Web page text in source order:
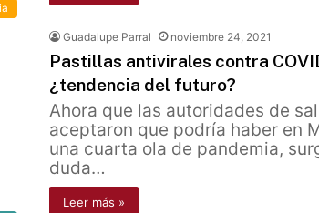
Guadalupe Parral noviembre 24, 2021
Pastillas antivirales contra
¿tendencia del futuro?
Ahora que las autoridades de
aceptaron que podría haber en
una cuarta ola de pandemia,
duda…
Leer más »